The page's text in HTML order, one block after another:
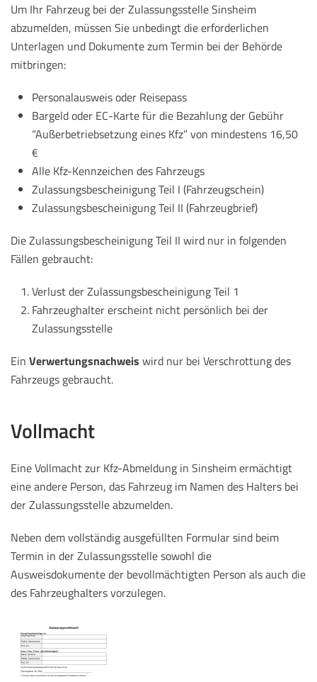
Um Ihr Fahrzeug bei der Zulassungsstelle Sinsheim
abzumelden, müssen Sie unbedingt die erforderlichen
Unterlagen und Dokumente zum Termin bei der Behörde
mitbringen:
Personalausweis oder Reisepass
Bargeld oder EC-Karte für die Bezahlung der Gebühr
“Außerbetriebsetzung eines Kfz” von mindestens 16,50
€
Alle Kfz-Kennzeichen des Fahrzeugs
Zulassungsbescheinigung Teil I (Fahrzeugschein)
Zulassungsbescheinigung Teil II (Fahrzeugbrief)
Die Zulassungsbescheinigung Teil II wird nur in folgenden
Fällen gebraucht:
Verlust der Zulassungsbescheinigung Teil 1
Fahrzeughalter erscheint nicht persönlich bei der
Zulassungsstelle
Ein Verwertungsnachweis wird nur bei Verschrottung des
Fahrzeugs gebraucht.
Vollmacht
Eine Vollmacht zur Kfz-Abmeldung in Sinsheim ermächtigt
eine andere Person, das Fahrzeug im Namen des Halters bei
der Zulassungsstelle abzumelden.
Neben dem vollständig ausgefüllten Formular sind beim
Termin in der Zulassungsstelle sowohl die
Ausweisdokumente der bevollmächtigten Person als auch die
des Fahrzeughalters vorzulegen.